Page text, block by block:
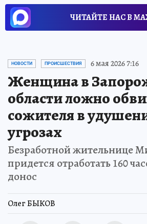
ЧИТАЙТЕ НАС В
НОВОСТИ ПРОИСШЕСТВИЯ 6 мая 2026 7:16
Женщина в
области ложно
сожителя в
угрозах
Безработной жительнице
придется отработать 160
донос
Олег БЫКОВ